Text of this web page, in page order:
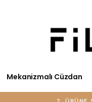
Mekanizmalı Cüzdan